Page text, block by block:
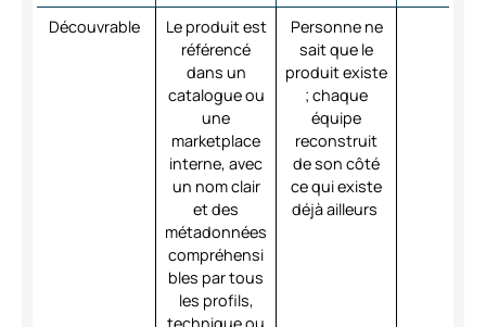
Découvrable
Le produit est
référencé
dans un
catalogue ou
une
marketplace
interne, avec
un nom clair
et des
métadonnées
compréhensi
bles par tous
les profils,
Personne ne
sait que le
produit existe
; chaque
équipe
reconstruit
de son côté
ce qui existe
déjà ailleurs